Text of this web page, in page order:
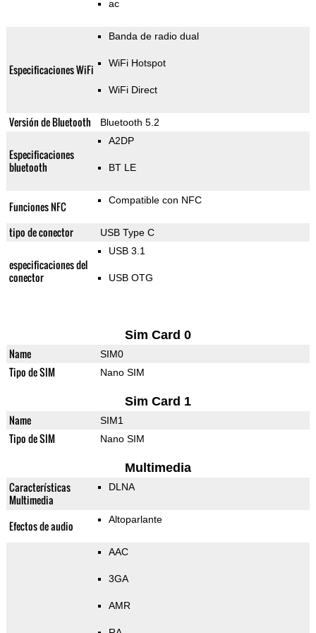
ac
Especificaciones WiFi
Banda de radio dual
WiFi Hotspot
WiFi Direct
Versión de Bluetooth Bluetooth 5.2
Especificaciones
bluetooth
A2DP
BT LE
Funciones NFC Compatible con NFC
tipo de conector USB Type C
especificaciones del
conector
USB 3.1
USB OTG
Sim Card 0
Name SIM0
Tipo de SIM Nano SIM
Sim Card 1
Name SIM1
Tipo de SIM Nano SIM
Multimedia
Características
Multimedia
DLNA
Efectos de audio Altoparlante
AAC
3GA
AMR